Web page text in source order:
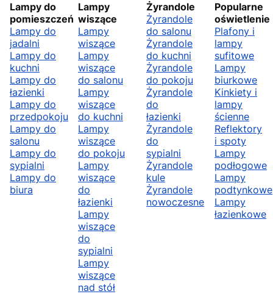
Lampy do
pomieszczeń
Lampy do
jadalni
Lampy do
kuchni
Lampy do
łazienki
Lampy do
przedpokoju
Lampy do
salonu
Lampy do
sypialni
Lampy do
biura
Lampy
wiszące
Lampy
wiszące
Lampy
wiszące
do salonu
Lampy
wiszące
do kuchni
Lampy
wiszące
do pokoju
Lampy
wiszące
do
łazienki
Lampy
wiszące
do
sypialni
Lampy
wiszące
nad stół
Żyrandole
Żyrandole
do salonu
Żyrandole
do kuchni
Żyrandole
do pokoju
Żyrandole
do
łazienki
Żyrandole
do
sypialni
Żyrandole
kule
Żyrandole
nowoczesne
Popularne
oświetlenie
Plafony i
lampy
sufitowe
Lampy
biurkowe
Kinkiety i
lampy
ścienne
Reflektory
i spoty
Lampy
podłogowe
Lampy
podtynkowe
Lampy
łazienkowe